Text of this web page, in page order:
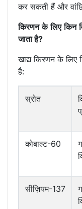
कर सकती हैं और
किरणन के लिए किन
जाता है?
खाद्य किरणन के लिए
है:
स्रोत
कोबाल्ट-60
सीज़ियम-137